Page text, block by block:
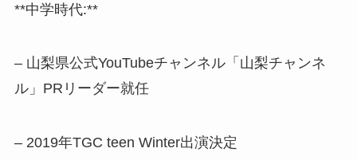
**中学時代:**
– 山梨県公式YouTubeチャンネル「山梨チャンネ
ル」PRリーダー就任
– 2019年TGC teen Winter出演決定